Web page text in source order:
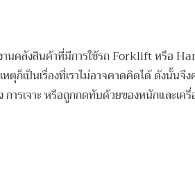
งานคลังสินค้าที่มีการใช้รถ Forklift หรือ
ก็เป็นเรื่องที่เราไม่อาจคาดคิดได้ ดังนั้นจึ
รเจาะ หรือถูกกดทับด้วยของหนักและเครื่